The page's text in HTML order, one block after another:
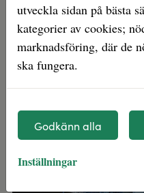
I vår strävan efter
hyresgäster i första
medarbetare och
nycklar. Det är du
förenklar vardagen
utbyte får du bra
och en organisation
utveckling, och du
utveckla sidan på bästa
kategorier av cookies;
marknadsföring, där de
ska fungera.
Godkänn alla
Inställningar